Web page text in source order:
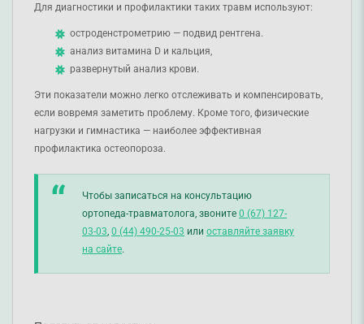
Для диагностики и профилактики таких травм используют:
остроденстрометрию — подвид рентгена.
анализ витамина D и кальция,
развернутый анализ крови.
Эти показатели можно легко отслеживать и компенсировать,
если вовремя заметить проблему. Кроме того, физические
нагрузки и гимнастика — наиболее эффективная
профилактика остеопороза.
Чтобы записаться на консультацию
ортопеда-травматолога, звоните 0 (67) 127-
03-03 0 (44) 490-25-03 или оставляйте заявку
на сайте.